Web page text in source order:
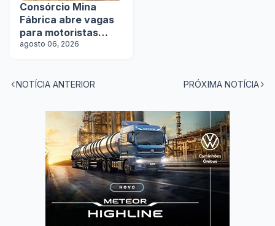
Consórcio Mina
Fábrica abre vagas
para motoristas
categoria D
agosto 06, 2026
NOTÍCIA ANTERIOR PRÓXIMA NOTÍCIA